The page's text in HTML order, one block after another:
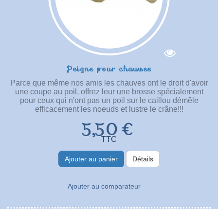
Peigne pour chauves
Parce que même nos amis les chauves ont le droit d'avoir
une coupe au poil, offrez leur une brosse spécialement
pour ceux qui n'ont pas un poil sur le caillou démêle
efficacement les noeuds et lustre le crâne!!!
5,50 €
TTC
Ajouter au panier Détails
Ajouter au comparateur